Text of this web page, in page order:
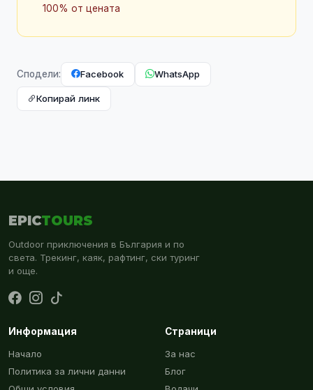
100% от цената
Сподели: Facebook WhatsApp
Копирай линк
EPICTOURS
Outdoor приключения в България и по
света. Трекинг, каяк, рафтинг, ски туринг
и още.
Информация
Начало
Политика за лични данни
Страници
За нас
Блог